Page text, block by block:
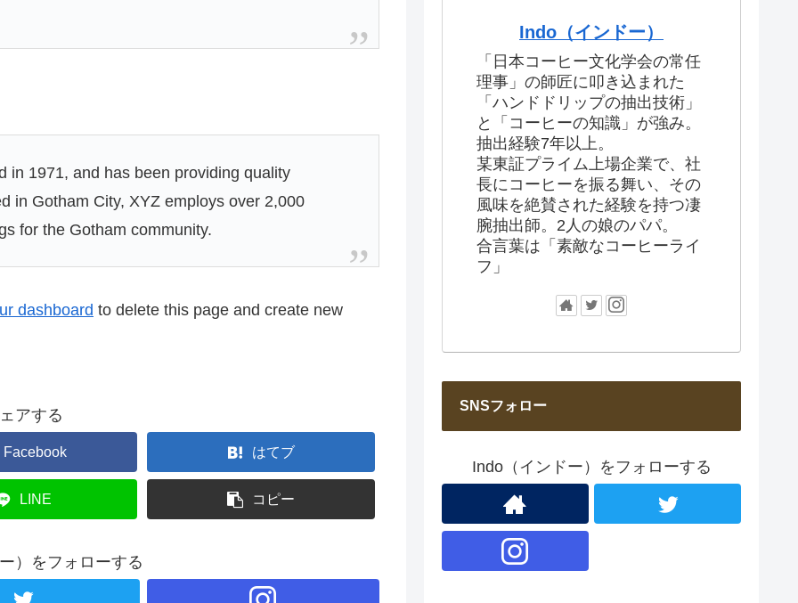
in 1971, and has been providing quality
in Gotham City, XYZ employs over 2,000
for the Gotham community.
dashboard to delete this page and create new
アする
Facebook はてブ
LINE コピー
）をフォローする
Indo（インドー）
「日本コーヒー文化学会の常任
理事」の師匠に叩き込まれた
「ハンドドリップの抽出技術」
と「コーヒーの知識」が強み。
抽出経験7年以上。
某東証プライム上場企業で、社
長にコーヒーを振る舞い、その
風味を絶賛された経験を持つ凄
腕抽出師。2人の娘のパパ。
合言葉は「素敵なコーヒーライ
フ」
SNSフォロー
Indo（インドー）をフォローする